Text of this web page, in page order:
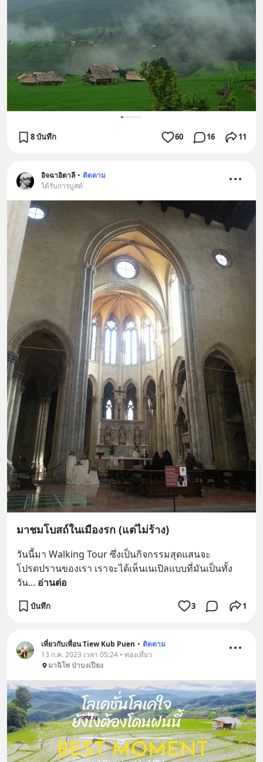
8 บันทึก 60 16 11
อิจฉาอิตาลี • ติดตาม
ได้รับการบูสต์
มาชมโบสถ์ในเมืองรก (แต่ไม่ร้าง)
วันนี้มา Walking Tour ซึ่งเป็นกิจกรรมสุดแสนจะ
โปรดปรานของเรา เราจะได้เห็นเนเปิลแบบที่มันเป็นทั้ง
วัน... อ่านต่อ
บันทึก 3 1
เที่ยวกับเพื่อน Tiew Kub Puen • ติดตาม
13 ก.ค. 2023 เวลา 05:24 • ท่องเที่ยว
มาฉิโพ ป่าบงเปียง